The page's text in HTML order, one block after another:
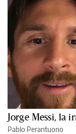
Jorge Messi, la
Pablo Perantuono